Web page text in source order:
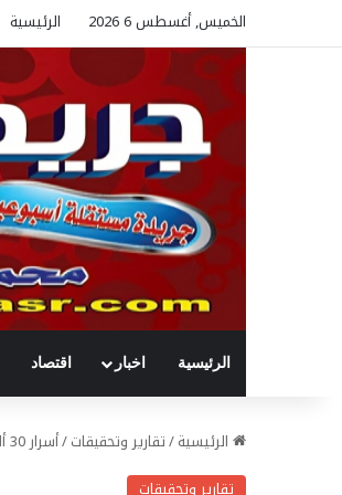
الخميس, أغسطس 6 2026 الرئيسية
الرئيسية اخبار اقتصاد
الرئيسية/تقارير وتحقيقات/أسرار 30 ألف طبنجة فجّرت الصراع بين «الإنتاج الحربى» و«الداخلية» على ت
تقارير وتحقيقات